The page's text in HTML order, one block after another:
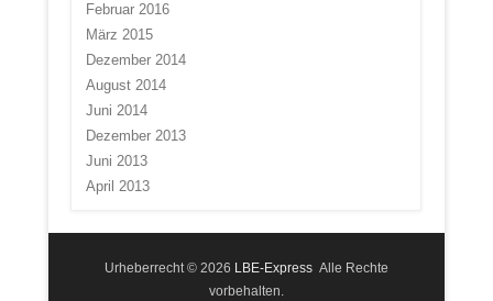
Februar 2016
März 2015
Dezember 2014
August 2014
Juni 2014
Dezember 2013
Juni 2013
April 2013
Urheberrecht © 2026 LBE-Express Alle Rechte
vorbehalten.